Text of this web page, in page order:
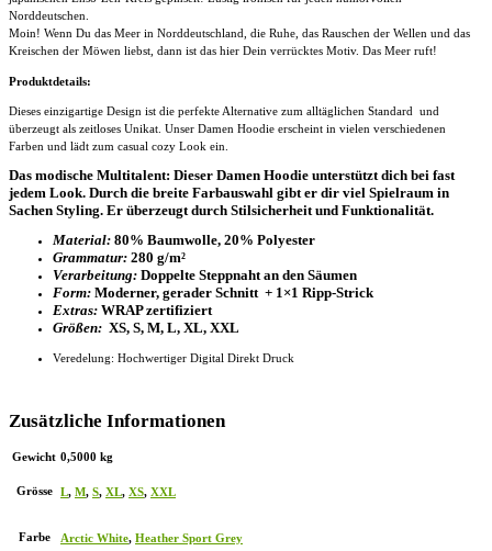
Norddeutschen.
Moin! Wenn Du das Meer in Norddeutschland, die Ruhe, das Rauschen der Wellen und das
Kreischen der Möwen liebst, dann ist das hier Dein verrücktes Motiv. Das Meer ruft!
Produktdetails:
Dieses einzigartige Design ist die perfekte Alternative zum alltäglichen Standard und
überzeugt als zeitloses Unikat. Unser Damen Hoodie erscheint in vielen verschiedenen
Farben und lädt zum casual cozy Look ein.
Das modische Multitalent: Dieser Damen Hoodie unterstützt dich bei fast
jedem Look. Durch die breite Farbauswahl gibt er dir viel Spielraum in
Sachen Styling. Er überzeugt durch Stilsicherheit und Funktionalität.
Material: 80% Baumwolle, 20% Polyester
Grammatur: 280 g/m²
Verarbeitung: Doppelte Steppnaht an den Säumen
Form: Moderner, gerader Schnitt + 1×1 Ripp-Strick
Extras: WRAP zertifiziert
Größen: XS, S, M, L, XL, XXL
Veredelung: Hochwertiger Digital Direkt Druck
Zusätzliche Informationen
Gewicht 0,5000 kg
Grösse L, M, S, XL, XS, XXL
Farbe Arctic White, Heather Sport Grey